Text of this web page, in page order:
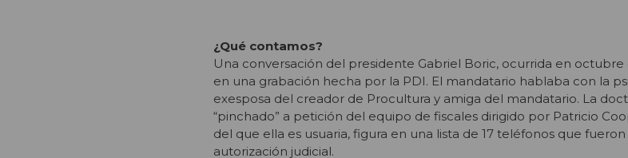
¿Qué contamos?
Una conversación del presidente Gabriel Boric, ocurrida en octubre
en una grabación hecha por la PDI. El mandatario hablaba con la
exesposa del creador de Procultura y amiga del mandatario. La
“pinchado” a petición del equipo de fiscales dirigido por Patricio
del que ella es usuaria, figura en una lista de 17 teléfonos que
autorización judicial.